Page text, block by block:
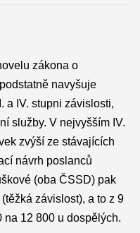
zákona o
navyšuje
a IV. stupni závislosti,
služby. V nejvyšším IV.
zvýší ze stávajících
návrh poslanců
(oba ČSSD) pak
závislost), a to z 9
na 12 800 u dospělých.